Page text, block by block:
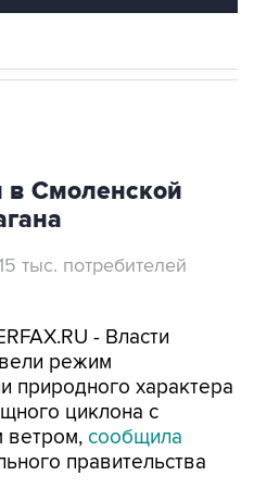
Смоленской
тыс. потребителей
- Власти
режим
природного характера
циклона с
ветром, сообщила
правительства